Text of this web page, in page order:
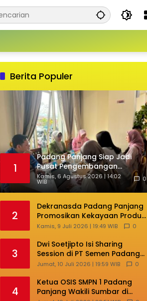
Berita Populer
1
Padang Panjang Siap Jadi
Pusat Pengembangan
Fashion Kreatif Berbasis
Budaya Lokal
Kamis, 6 Agustus 2026 | 14:02
WIB 0
2
Dekranasda Padang Panjang
Promosikan Kekayaan Produk
Lokal di Ajang Nasional
Kamis, 9 Juli 2026 | 19:49 WIB 0
3
Dwi Soetjipto Isi Sharing
Session di PT Semen Padang;
Perusahaan Dituntut Lakukan
Jumat, 10 Juli 2026 | 19:59 WIB 0
4
Ketua OSIS SMPN 1 Padang
Panjang Wakili Sumbar di